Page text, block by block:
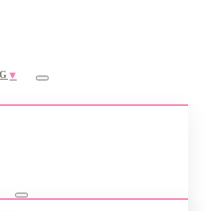
Submenu
Submenu